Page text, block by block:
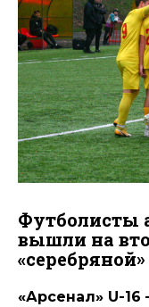
Футболисты
вышли на
«Арсенал» U-16